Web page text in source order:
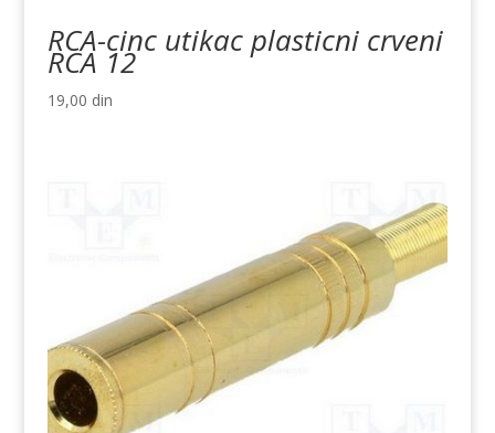
RCA-cinc utikac plasticni crveni
RCA 12
19,00 din